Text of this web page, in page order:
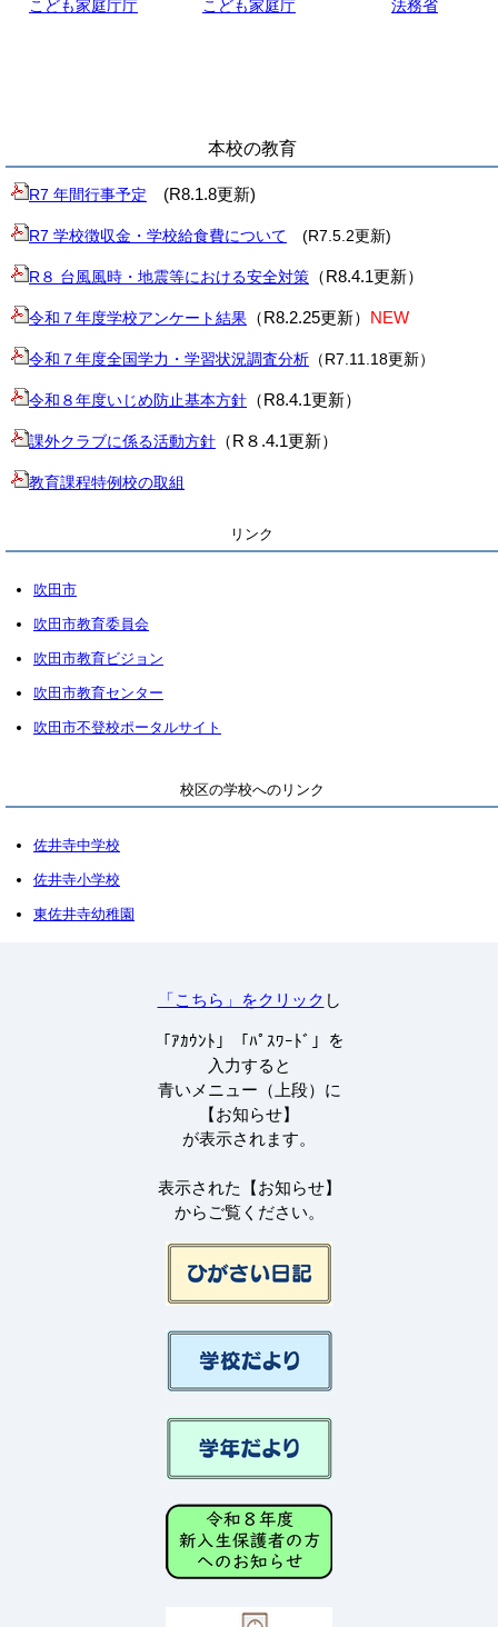
「こちら」をクリック し
「ｱｶｳﾝﾄ」「ﾊﾟｽﾜｰﾄﾞ」を
入力すると
青いメニュー （上段） に
【お知らせ】
が表示されます。
表示された【お知らせ】
からご覧ください。
こども家庭庁庁 こども家庭庁 法務省
本校の教育
R7 年間行事予定 (R8.1.8更新)
R7 学校徴収金・学校給食費について (R7.5.2更新)
R８ 台風風時・地震等における安全対策 （R8.4.1更新）
令和７年度学校アンケート結果 （R8.2.25更新） NEW
令和７年度全国学力・学習状況調査分析 （R7.11.18更新）
令和８年度いじめ防止基本方針 （R8.4.1更新）
課外クラブに係る活動方針 （R８.4.1更新）
教育課程特例校の取組
リンク
吹田市
吹田市教育委員会
吹田市教育ビジョン
吹 田市教育センター
吹田市不登校ポータルサイト
校区の学校へのリンク
佐井寺中学校
佐井寺小学校
東佐井寺幼稚園